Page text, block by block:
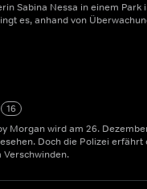
Sabina Nessa in einem Park
es, anhand von
16
Morgan wird am 26.
Doch die Polizei erfährt
Verschwinden.